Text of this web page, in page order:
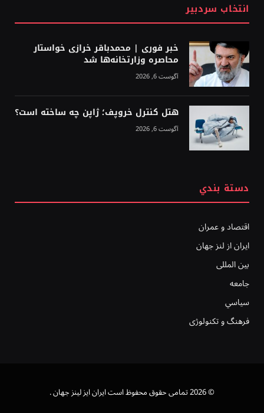
انتخاب سردبیر
خبر فوری | محمدباقر خرازی خواستار
محاصره وزارتخانه‌ها شد
آگوست 6, 2026
هتل کنترل خروپف؛ ژاپن چه ساخته است؟
آگوست 6, 2026
دستة بندي
اقتصاد و عمران
ایران از لنز جهان
بين المللى
جامعه
سياسي
فرهنگ و تکنولوژی
© 2026 تمامی حقوق محفوظ است ايران ايز لينز جهان .